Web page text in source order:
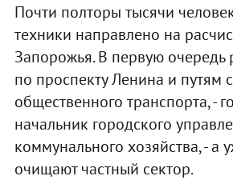
Почти полторы тысячи
техники направлено на
Запорожья. В первую очередь
по проспекту Ленина и путям
общественного транспорта, -
начальник городского
коммунального хозяйства, - а
очищают частный сектор.